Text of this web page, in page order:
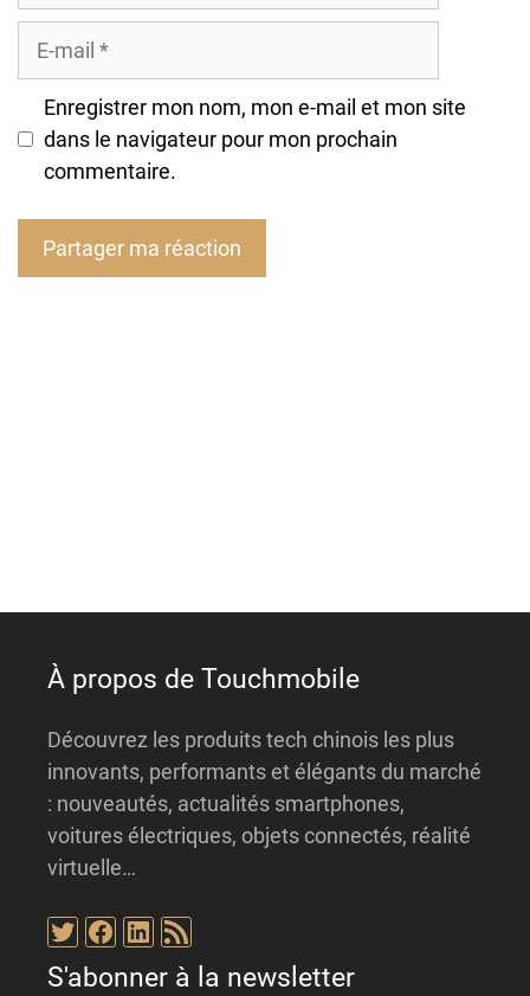
Enregistrer mon nom, mon e-mail et mon site
dans le navigateur pour mon prochain
commentaire.
À propos de Touchmobile
Découvrez les produits tech chinois les plus
innovants, performants et élégants du marché
: nouveautés, actualités smartphones,
voitures électriques, objets connectés, réalité
virtuelle…
Twitter
Facebook
LinkedIn
Flux RSS
S'abonner à la newsletter